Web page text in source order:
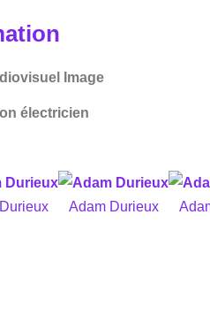
Image
électricien
Adam Durieux